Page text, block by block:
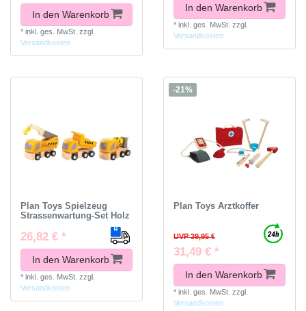
In den Warenkorb
* inkl. ges. MwSt. zzgl.
Versandkosten
In den Warenkorb
* inkl. ges. MwSt. zzgl.
Versandkosten
Plan Toys Spielzeug
Strassenwartung-Set Holz
26,82 € *
In den Warenkorb
* inkl. ges. MwSt. zzgl.
Versandkosten
-21%
Plan Toys Arztkoffer
UVP 39,95 €
31,49 € *
In den Warenkorb
* inkl. ges. MwSt. zzgl.
Versandkosten